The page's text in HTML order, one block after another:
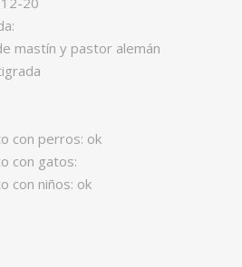
mastín y pastor alemán
con perros: ok
con gatos:
con niños: ok